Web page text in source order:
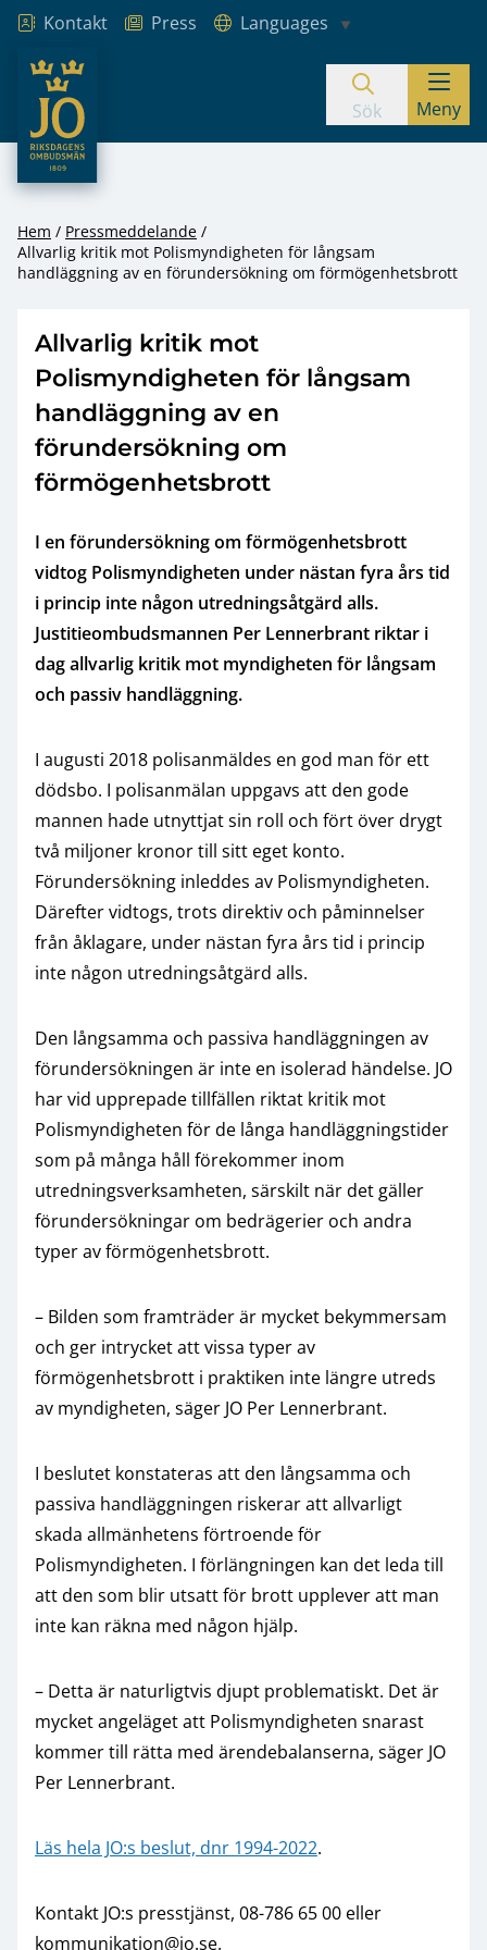
Hoppa till innehåll
Kontakt Press
Languages
JO – Riksdagens Ombudsmän
Sök Meny
Hem
Pressmeddelande
Allvarlig kritik mot Polismyndigheten för långsam
handläggning av en förundersökning om förmögenhetsbrott
Allvarlig kritik mot
Polismyndigheten för långsam
handläggning av en
förundersökning om
förmögenhetsbrott
I en förundersökning om förmögenhetsbrott
vidtog Polismyndigheten under nästan fyra års tid
i princip inte någon utredningsåtgärd alls.
Justitieombudsmannen Per Lennerbrant riktar i
dag allvarlig kritik mot myndigheten för långsam
och passiv handläggning.
I augusti 2018 polisanmäldes en god man för ett
dödsbo. I polisanmälan uppgavs att den gode
mannen hade utnyttjat sin roll och fört över drygt
två miljoner kronor till sitt eget konto.
Förundersökning inleddes av Polismyndigheten.
Därefter vidtogs, trots direktiv och påminnelser
från åklagare, under nästan fyra års tid i princip
inte någon utredningsåtgärd alls.
Den långsamma och passiva handläggningen av
förundersökningen är inte en isolerad händelse. JO
har vid upprepade tillfällen riktat kritik mot
Polismyndigheten för de långa handläggningstider
som på många håll förekommer inom
utredningsverksamheten, särskilt när det gäller
förundersökningar om bedrägerier och andra
typer av förmögenhetsbrott.
– Bilden som framträder är mycket bekymmersam
och ger intrycket att vissa typer av
förmögenhetsbrott i praktiken inte längre utreds
av myndigheten, säger JO Per Lennerbrant.
I beslutet konstateras att den långsamma och
passiva handläggningen riskerar att allvarligt
skada allmänhetens förtroende för
Polismyndigheten. I förlängningen kan det leda till
att den som blir utsatt för brott upplever att man
inte kan räkna med någon hjälp.
– Detta är naturligtvis djupt problematiskt. Det är
mycket angeläget att Polismyndigheten snarast
kommer till rätta med ärendebalanserna, säger JO
Per Lennerbrant.
Läs hela JO:s beslut, dnr 1994-2022.
Kontakt JO:s presstjänst, 08-786 65 00 eller
kommunikation@jo.se.